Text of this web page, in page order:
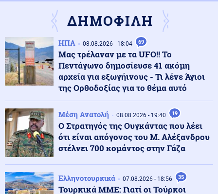
Αθλητισμός
Παγκόσμιο Κ20: Ασημένιο μετάλλιο για τη Ρούσου στα
800 μέτρα
Κοινωνία 09.08.2026 - 09:50
Σχολεία: Τι «φέρνει» το πολλαπλό βιβλίο – Οι
εκκρεμότητες και τα επόμενα βήματα
ΗΠΑ 09.08.2026 - 09:47
Πυρετός στο αμερικανικό Πεντάγωνο: Πιέσεις για νέα
όπλα - Στερεύουν τα αποθέματα
Υγεία 09.08.2026 - 09:41
ΔΗΜΟΦΙΛΗ
ΗΠΑ 08.08.2026 - 18:04 69
Μας τρέλαναν με τα UFO!! Το
Πεντάγωνο δημοσίευσε 41 ακόμη
αρχεία για εξωγήινους - Τι λένε Άγιοι
της Ορθοδοξίας για το θέμα αυτό
Μέση Ανατολή 08.08.2026 - 19:40 19
Ο Στρατηγός της Ουγκάντας που λέει
ότι είναι απόγονος του Μ. Αλέξανδρου
στέλνει 700 κομάντος στην Γάζα
Ελληνοτουρκικά 07.08.2026 - 18:56 35
Τουρκικά ΜΜΕ: Γιατί οι Τούρκοι